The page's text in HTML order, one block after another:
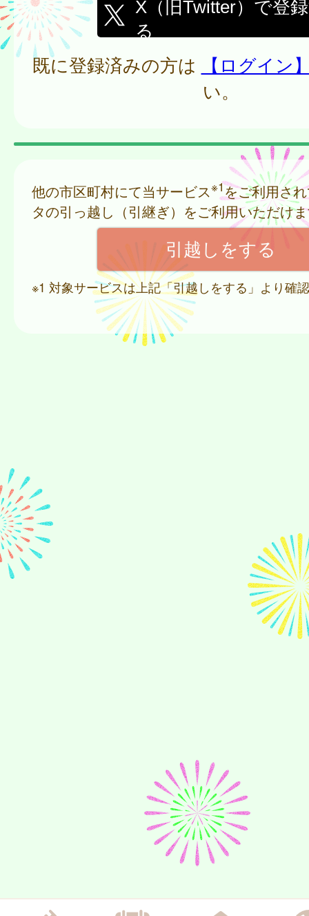
X（旧Twitter）で登
る
既に登録済みの方は
【ログイン
い。
他の市区町村にて当サービス※1をご利用さ
タの引っ越し（引継ぎ）をご利用いただけ
※1 対象サービスは上記「引越しをする」より確